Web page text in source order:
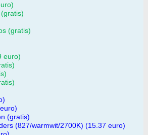
(gratis)
euro)
(gratis)
(827/warmwit/2700K) (15.37 euro)